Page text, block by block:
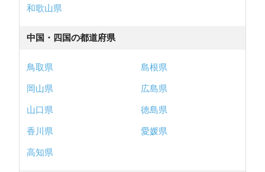
和歌山県
中国・四国の都道府県
鳥取県
島根県
岡山県
広島県
山口県
徳島県
香川県
愛媛県
高知県